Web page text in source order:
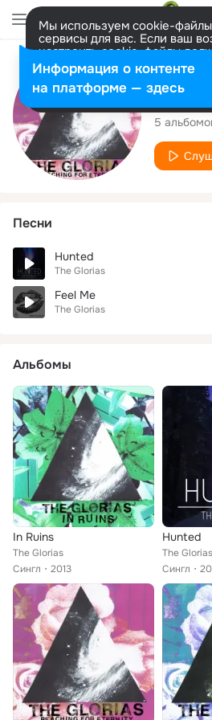
Мы используем cookie-
сервисы для вас. Если ваш
настроить cookie-файлы
представитель. Больше
Разрешить все Настроить
The
5
Песни
Hunted
The Glorias
Feel Me
The Glorias
Альбомы
In Ruins
The Glorias
Сингл
2013
Hunted
The Glorias
Сингл
Информация о контенте
на платформе — здесь